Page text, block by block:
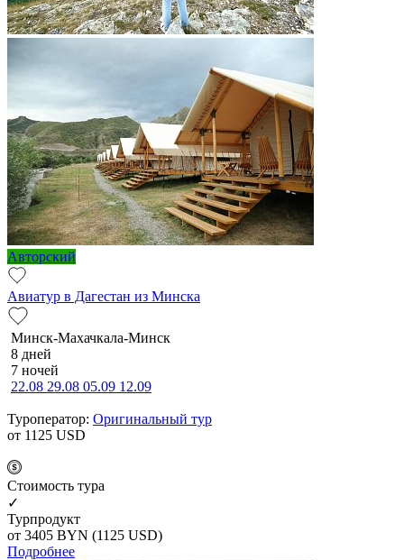
Авторский
Авиатур в Дагестан из Минска
Минск-Махачкала-Минск
8 дней
7 ночей
22.08 29.08 05.09 12.09
Туроператор: Оригинальный тур
от 1125 USD
Cтоимость тура
✓
Турпродукт
от 3405 BYN (1125 USD)
Подробнее